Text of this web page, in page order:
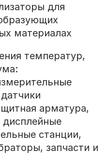
для
материалах
температур,
арматура,
станции,
запчасти и